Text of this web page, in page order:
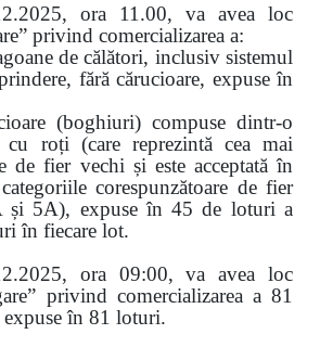
ora 11.00, va avea loc
privind comercializarea a:
de călători, inclusiv sistemul
fără cărucioare, expuse în
(boghiuri) compuse dintr-o
roți (care reprezintă cea mai
de fier vechi și este acceptată în
corespunzătoare de fier
și 5A), expuse în 45 de loturi a
în fiecare lot.
ora 09:00, va avea loc
privind comercializarea a 81
în 81 loturi.